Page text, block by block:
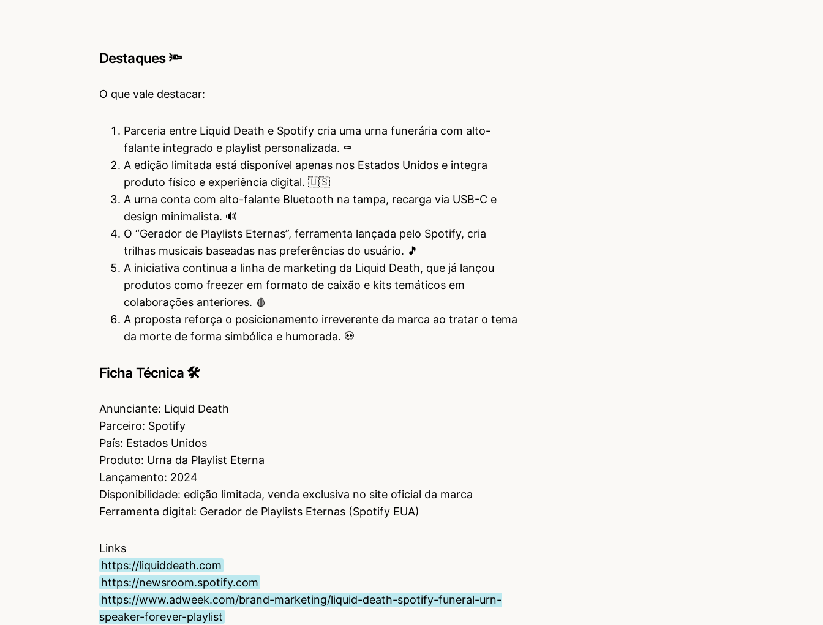
Destaques 🔦
O que vale destacar:
Parceria entre Liquid Death e Spotify cria uma urna funerária com alto-
falante integrado e playlist personalizada. ⚰️
A edição limitada está disponível apenas nos Estados Unidos e integra
produto físico e experiência digital. 🇺🇸
A urna conta com alto-falante Bluetooth na tampa, recarga via USB-C e
design minimalista. 🔊
O “Gerador de Playlists Eternas”, ferramenta lançada pelo Spotify, cria
trilhas musicais baseadas nas preferências do usuário. 🎵
A iniciativa continua a linha de marketing da Liquid Death, que já lançou
produtos como freezer em formato de caixão e kits temáticos em
colaborações anteriores. 🩸
A proposta reforça o posicionamento irreverente da marca ao tratar o tema
da morte de forma simbólica e humorada. 💀
Ficha Técnica 🛠
Anunciante: Liquid Death
Parceiro: Spotify
País: Estados Unidos
Produto: Urna da Playlist Eterna
Lançamento: 2024
Disponibilidade: edição limitada, venda exclusiva no site oficial da marca
Ferramenta digital: Gerador de Playlists Eternas (Spotify EUA)
Links
https://liquiddeath.com
https://newsroom.spotify.com
https://www.adweek.com/brand-marketing/liquid-death-spotify-funeral-urn-
speaker-forever-playlist